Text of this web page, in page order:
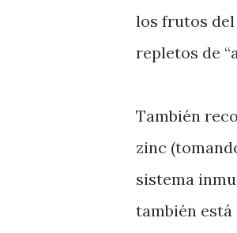
los frutos del
repletos de
También
zinc
sistema
también